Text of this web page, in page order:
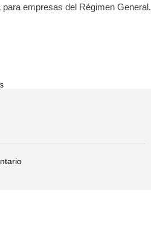
empresas del Régimen General.